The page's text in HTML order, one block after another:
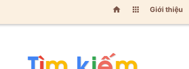
  Giới thiệu